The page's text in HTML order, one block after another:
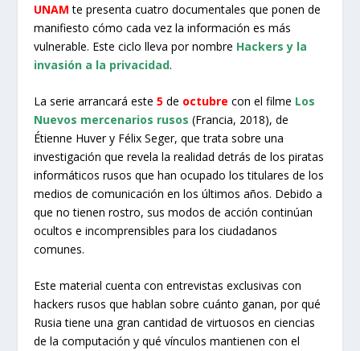
UNAM te presenta cuatro documentales que ponen de
manifiesto cómo cada vez la información es más
vulnerable. Este ciclo lleva por nombre Hackers y la
invasión a la privacidad.
La serie arrancará este 5 de octubre con el filme Los
Nuevos mercenarios rusos(Francia, 2018), de
Étienne Huver y Félix Seger, que trata sobre una
investigación que revela la realidad detrás de los piratas
informáticos rusos que han ocupado los titulares de los
medios de comunicación en los últimos años. Debido a
que no tienen rostro, sus modos de acción continúan
ocultos e incomprensibles para los ciudadanos
comunes.
Este material cuenta con entrevistas exclusivas con
hackers rusos que hablan sobre cuánto ganan, por qué
Rusia tiene una gran cantidad de virtuosos en ciencias
de la computación y qué vínculos mantienen con el